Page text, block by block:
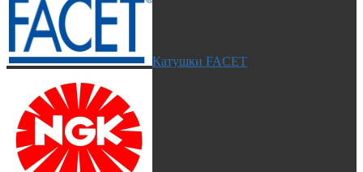
Катушки FACET